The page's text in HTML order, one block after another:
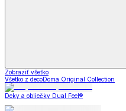
Zobraziť všetko
Všetko z decoDoma Original Collection
Deky a obliečky Dual Feel®